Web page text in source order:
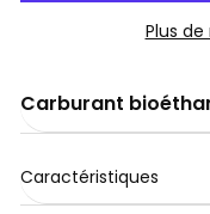
Plus
Carburant
Caractéristiques